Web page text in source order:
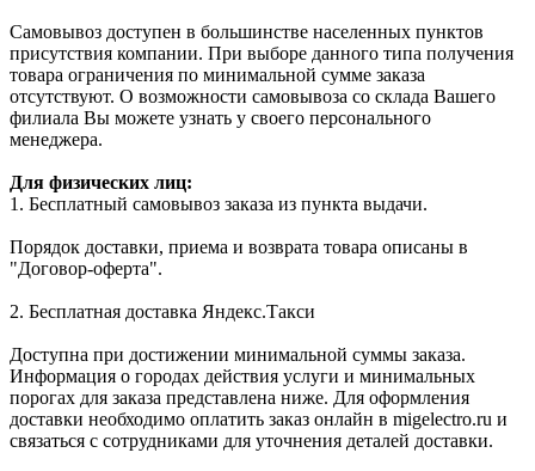
Самовывоз доступен в большинстве населенных пунктов
присутствия компании. При выборе данного типа получения
товара ограничения по минимальной сумме заказа
отсутствуют. О возможности самовывоза со склада Вашего
филиала Вы можете узнать у своего персонального
менеджера.
Для физических лиц:
1. Бесплатный самовывоз заказа из пункта выдачи.
Порядок доставки, приема и возврата товара описаны в
"Договор-оферта".
2. Бесплатная доставка Яндекс.Такси
Доступна при достижении минимальной суммы заказа.
Информация о городах действия услуги и минимальных
порогах для заказа представлена ниже. Для оформления
доставки необходимо оплатить заказ онлайн в migelectro.ru и
связаться с сотрудниками для уточнения деталей доставки.